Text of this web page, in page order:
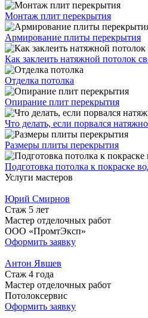
Монтаж плит перекрытия
Армирование плиты перекрытия
Как заклеить натяжной потолок
Отделка потолка
Опирание плит перекрытия
Что делать, если порвался
Размеры плиты перекрытия
Подготовка потолка к покраске
Услуги мастеров
Юрий Смирнов
Стаж 5 лет
Мастер отделочных работ
ООО «ПромтЭксп»
Оформить заявку
Антон Явшев
Стаж 4 года
Мастер отделочных работ
Потолоксервис
Оформить заявку